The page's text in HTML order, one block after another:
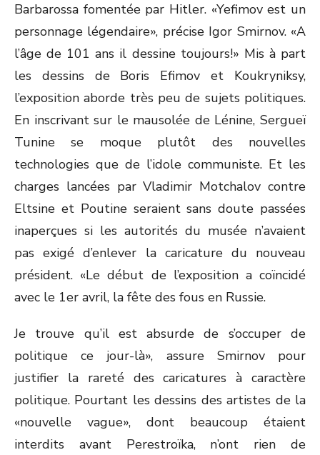
Barbarossa fomentée par Hitler. «Yefimov est un
personnage légendaire», précise Igor Smirnov. «A
l’âge de 101 ans il dessine toujours!» Mis à part
les dessins de Boris Efimov et Koukryniksy,
l’exposition aborde très peu de sujets politiques.
En inscrivant sur le mausolée de Lénine, Sergueï
Tunine se moque plutôt des nouvelles
technologies que de l’idole communiste. Et les
charges lancées par Vladimir Motchalov contre
Eltsine et Poutine seraient sans doute passées
inaperçues si les autorités du musée n’avaient
pas exigé d’enlever la caricature du nouveau
président. «Le début de l’exposition a coïncidé
avec le 1er avril, la fête des fous en Russie.
Je trouve qu’il est absurde de s’occuper de
politique ce jour-là», assure Smirnov pour
justifier la rareté des caricatures à caractère
politique. Pourtant les dessins des artistes de la
«nouvelle vague», dont beaucoup étaient
interdits avant Perestroïka, n’ont rien de